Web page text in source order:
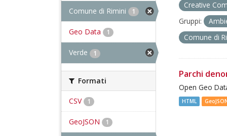
Comune di Rimini 1
Geo Data 1
Verde 1
Formati
CSV 1
GeoJSON 1
Creative
Gruppi:
Comune di
Parchi
Open Geo
HTML